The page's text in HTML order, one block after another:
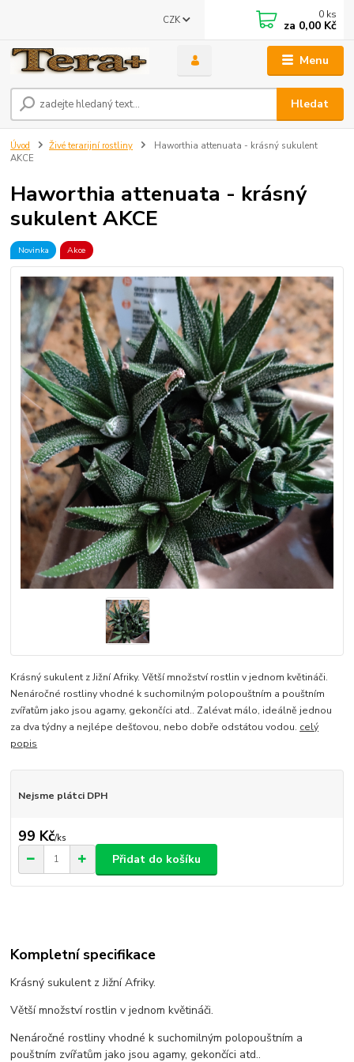
Menu
CZK
Hledat
0 ks
za 0,00 Kč
Úvod Živé terarijní rostliny
Haworthia attenuata - krásný sukulent
AKCE
Haworthia attenuata - krásný
sukulent AKCE
Novinka Akce
Krásný sukulent z Jižní Afriky. Větší množství rostlin v jednom květináči.
Nenáročné rostliny vhodné k suchomilným polopouštním a pouštním
zvířatům jako jsou agamy, gekončíci atd.. Zalévat málo, ideálně jednou
za dva týdny a nejlépe dešťovou, nebo dobře odstátou vodou. celý
popis
Nejsme plátci DPH
99 Kč/ks
Přidat do košíku
Kompletní specifikace
Krásný sukulent z Jižní Afriky.
Větší množství rostlin v jednom květináči.
Nenáročné rostliny vhodné k suchomilným polopouštním a
pouštním zvířatům jako jsou agamy, gekončíci atd..